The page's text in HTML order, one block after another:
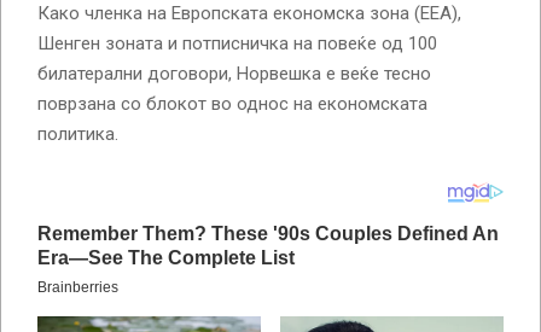
Како членка на Европската економска зона (ЕЕА),
Шенген зоната и потписничка на повеќе од 100
билатерални договори, Норвешка е веќе тесно
поврзана со блокот во однос на економската
политика.